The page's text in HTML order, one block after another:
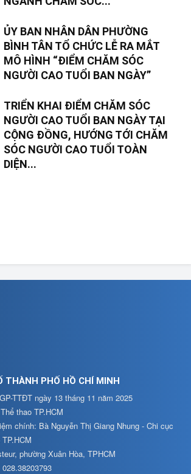
ỦY BAN NHÂN DÂN PHƯỜNG
BÌNH TÂN TỔ CHỨC LỄ RA MẮT
MÔ HÌNH “ĐIỂM CHĂM SÓC
NGƯỜI CAO TUỔI BAN NGÀY”
TRIỂN KHAI ĐIỂM CHĂM SÓC
NGƯỜI CAO TUỔI BAN NGÀY TẠI
CỘNG ĐỒNG, HƯỚNG TỚI CHĂM
SÓC NGƯỜI CAO TUỔI TOÀN
DIỆN...
THÀNH PHỐ HỒ CHÍ MINH
TTĐT ngày 13 tháng 11 năm 2025
thao TP.HCM
chính: Bà Nguyễn Thị Giang Nhung - Chi cục
phường Xuân Hòa, TPHCM